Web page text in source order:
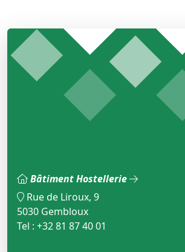
Bâtiment Hostellerie
Rue de Liroux, 9
5030 Gembloux
Tel : +32 81 87 40 01